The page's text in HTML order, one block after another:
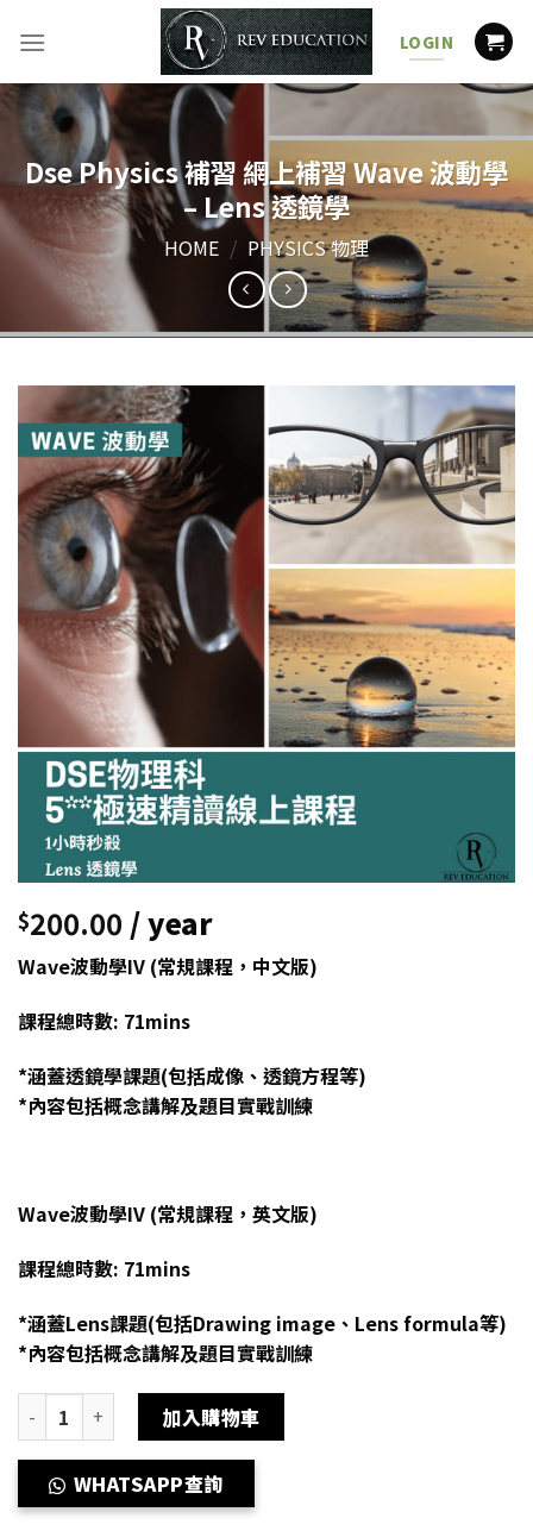
to
LOGIN
Dse Physics 補習 網上補習 Wave 波動學
– Lens 透鏡學
HOME / PHYSICS 物理
$200.00 / year
Wave波動學IV (常規課程，中文版)
課程總時數: 71mins
*涵蓋透鏡學課題(包括成像、透鏡方程等)
*內容包括概念講解及題目實戰訓練
Wave波動學IV (常規課程，英文版)
課程總時數: 71mins
*涵蓋Lens課題(包括Drawing image、Lens formula等)
*內容包括概念講解及題目實戰訓練
Dse Physics 補習 網上補習 Wave 波動學 - Lens 透鏡學 quantity
加入購物車
WHATSAPP查詢